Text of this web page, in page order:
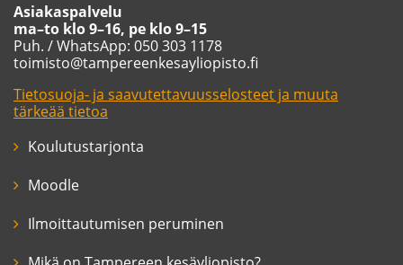
Asiakaspalvelu
ma–to klo 9–16, pe klo 9–15
Puh. / WhatsApp: 050 303 1178
toimisto@tampereenkesayliopisto.fi
Tietosuoja- ja saavutettavuusselosteet ja muuta
tärkeää tietoa
Koulutustarjonta
Moodle
Ilmoittautumisen peruminen